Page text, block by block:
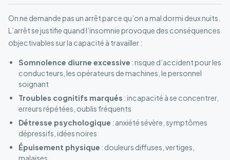
On ne demande pas un arrêt parce qu’on a mal dormi deux nuits.
L’arrêt se justifie quand l’insomnie provoque des conséquences
objectivables sur la capacité à travailler :
Somnolence diurne excessive : risque d’accident pour les
conducteurs, les opérateurs de machines, le personnel
soignant
Troubles cognitifs marqués : incapacité à se concentrer,
erreurs répétées, oublis fréquents
Détresse psychologique : anxiété sévère, symptômes
dépressifs, idées noires
Épuisement physique : douleurs diffuses, vertiges,
malaises